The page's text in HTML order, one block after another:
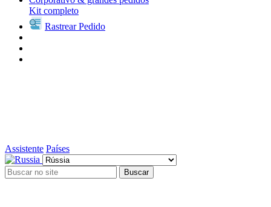
Kit completo
Rastrear Pedido
Assistente Países
Buscar